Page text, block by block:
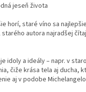
jeseň života
horí, staré víno sa
autora najradšej
idoly a ideály – napr. v
čiže krása tela aj ducha,
aj v podobe